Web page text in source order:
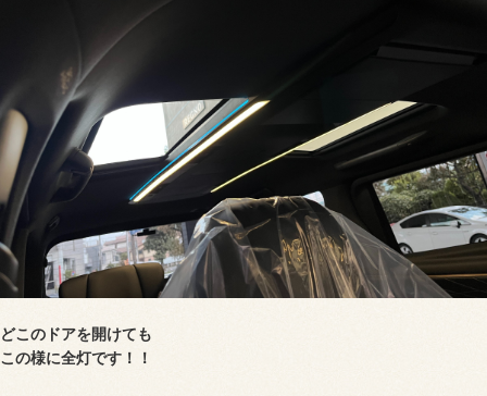
どこのドアを開けても
この様に全灯です！！